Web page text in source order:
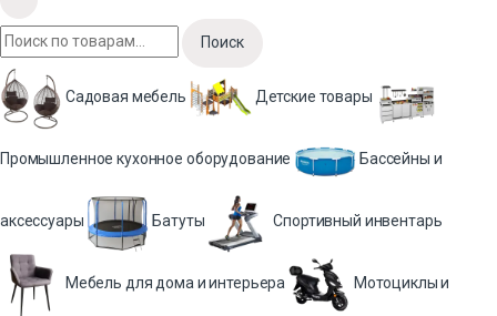
Поиск
Садовая мебель Детские товары
Промышленное кухонное оборудование Бассейны и
аксессуары Батуты Спортивный инвентарь
Мебель для дома и интерьера Мотоциклы и